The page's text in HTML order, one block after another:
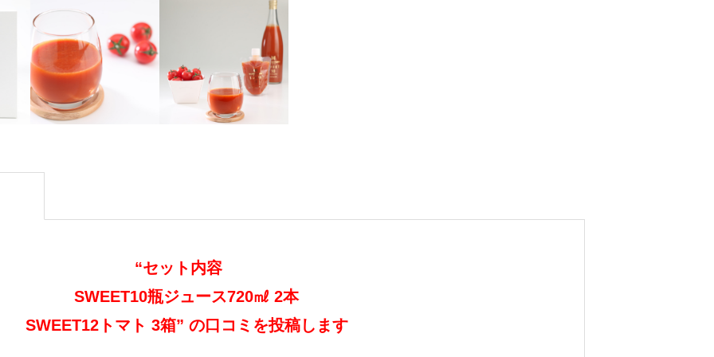
“セット内容
SWEET10瓶ジュース720㎖ 2本
SWEET12トマト 3箱” の口コミを投稿します